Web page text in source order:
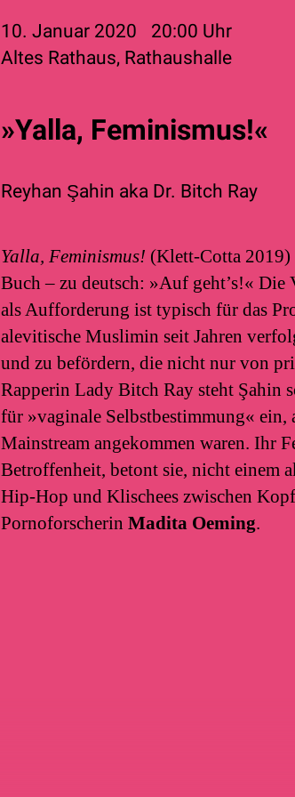
10. Januar 2020 20:00 Uhr
Altes Rathaus, Rathaushalle
»Yalla, Feminismus!«
Reyhan Şahin aka Dr. Bitch Ray
Yalla, Feminismus! (Klett-Cotta 2019)
Buch – zu deutsch: »Auf geht’s!«
als Aufforderung ist typisch für das
alevitische Muslimin seit Jahren
und zu befördern, die nicht nur von
Rapperin Lady Bitch Ray steht Şahin
für »vaginale Selbstbestimmung« ein,
Mainstream angekommen waren. Ihr
Betroffenheit, betont sie, nicht einem
Hip-Hop und Klischees zwischen
Pornoforscherin Madita Oeming.